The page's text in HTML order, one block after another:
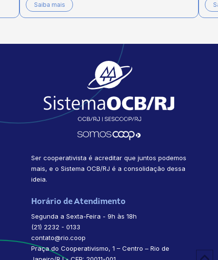
Saiba mais
Ser cooperativista é acreditar que juntos podemos
mais, e o Sistema OCB/RJ é a consolidação dessa
ideia.
Horário de Atendimento
Segunda a Sexta-Feira - 9h às 18h
(21) 2232 - 0133
contato@rio.coop
Praça do Cooperativismo, 1 – Centro – Rio de